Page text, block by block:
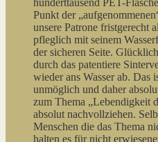
hunderttausend PET-
Punkt der
unsere Patrone fristgerecht
pfleglich mit seinem
der sicheren Seite.
durch das patentiere
wieder ans Wasser ab. Das
unmöglich und daher
zum Thema „Lebendigkeit
absolut nachvollziehen.
Menschen die das Thema
halten es für nicht